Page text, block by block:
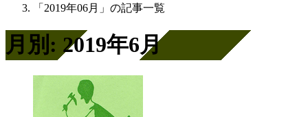
「2019年06月」の記事一覧
月別: 2019年6月